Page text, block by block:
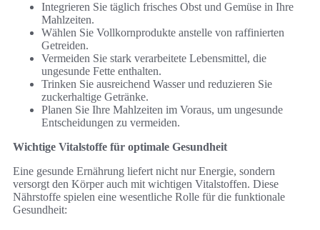
Integrieren Sie täglich frisches Obst und Gemüse in Ihre
Mahlzeiten.
Wählen Sie Vollkornprodukte anstelle von raffinierten
Getreiden.
Vermeiden Sie stark verarbeitete Lebensmittel, die
ungesunde Fette enthalten.
Trinken Sie ausreichend Wasser und reduzieren Sie
zuckerhaltige Getränke.
Planen Sie Ihre Mahlzeiten im Voraus, um ungesunde
Entscheidungen zu vermeiden.
Wichtige Vitalstoffe für optimale Gesundheit
Eine gesunde Ernährung liefert nicht nur Energie, sondern
versorgt den Körper auch mit wichtigen Vitalstoffen. Diese
Nährstoffe spielen eine wesentliche Rolle für die funktionale
Gesundheit: